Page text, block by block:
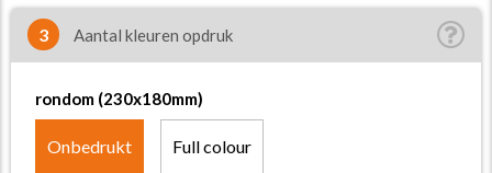
3 Aantal kleuren opdruk
rondom (230x180mm)
Onbedrukt Full colour